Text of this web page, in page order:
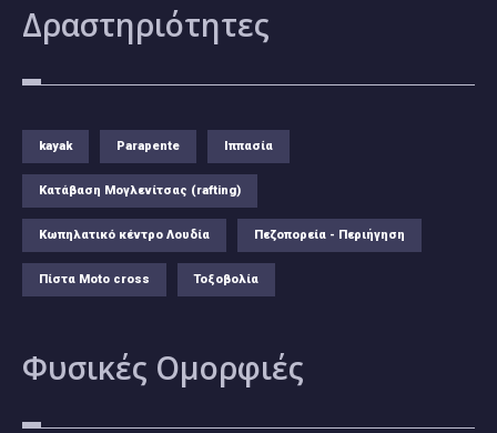
Δραστηριότητες
kayak Parapente Ιππασία
Κατάβαση Μογλενίτσας (rafting)
Κωπηλατικό κέντρο Λουδία Πεζοπορεία - Περιήγηση
Πίστα Moto cross Τοξοβολία
Φυσικές Ομορφιές